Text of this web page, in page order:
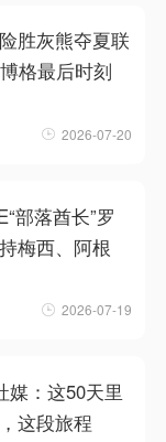
胜灰熊夺夏联
格最后时刻
2026-07-20
部落酋长”罗
梅西、阿根
2026-07-19
媒：这50天里
这段旅程